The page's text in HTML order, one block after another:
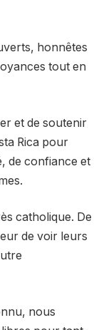
honnêtes
tout en
et de soutenir
Rica pour
de confiance et
catholique. De
de voir leurs
nous